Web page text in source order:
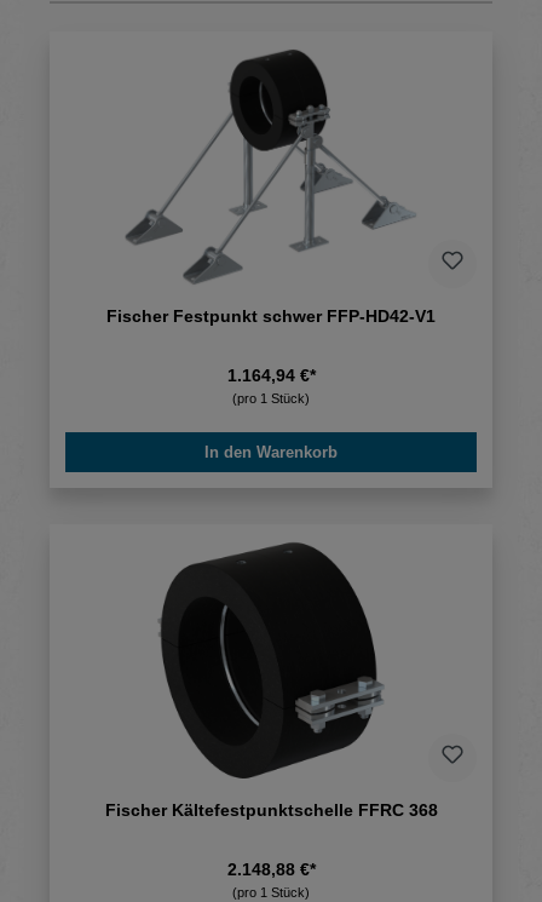
Fischer Festpunkt schwer FFP-HD42-V1
1.164,94 €*
(pro 1 Stück)
In den Warenkorb
Fischer Kältefestpunktschelle FFRC 368
2.148,88 €*
(pro 1 Stück)